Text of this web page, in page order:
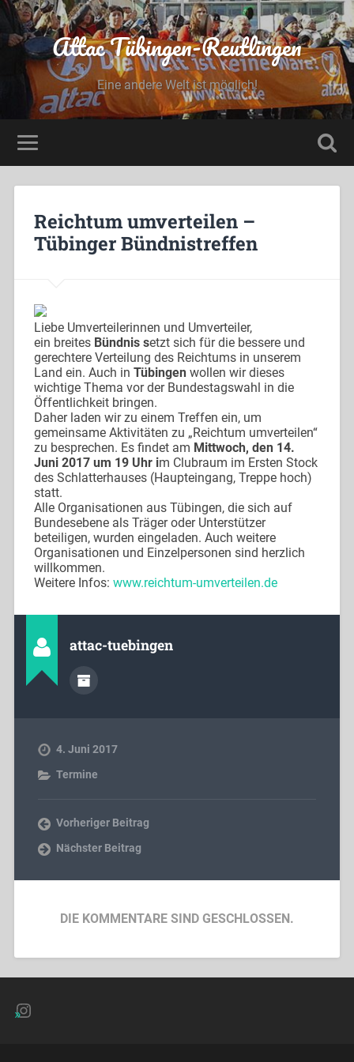
Attac Tübingen-Reutlingen
Eine andere Welt ist möglich!
Reichtum umverteilen –
Tübinger Bündnistreffen
Liebe Umverteilerinnen und Umverteiler,
ein breites Bündnis setzt sich für die bessere und
gerechtere Verteilung des Reichtums in unserem
Land ein. Auch in Tübingenwollen wir dieses
wichtige Thema vor der Bundestagswahl in die
Öffentlichkeit bringen.
Daher laden wir zu einem Treffen ein, um
gemeinsame Aktivitäten zu „Reichtum umverteilen“
zu besprechen. Es findet am Mittwoch, den 14.
Juni 2017 um 19 Uhr im Clubraum im Ersten Stock
des Schlatterhauses (Haupteingang, Treppe hoch)
statt.
Alle Organisationen aus Tübingen, die sich auf
Bundesebene als Träger oder Unterstützer
beteiligen, wurden eingeladen. Auch weitere
Organisationen und Einzelpersonen sind herzlich
willkommen.
Weitere Infos: www.reichtum-umverteilen.de
attac-tuebingen
4. Juni 2017
Termine
Vorheriger Beitrag
Nächster Beitrag
DIE KOMMENTARE SIND GESCHLOSSEN.